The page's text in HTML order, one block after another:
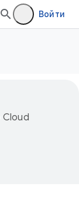
Войти
Cloud